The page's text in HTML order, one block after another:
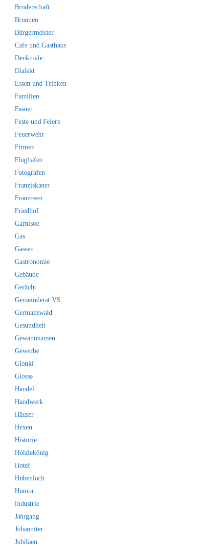
Bruderschaft
Brunnen
Bürgermeister
Cafe und Gasthaus
Denkmale
Dialekt
Essen und Trinken
Familien
Fasnet
Feste und Feiern
Feuerwehr
Firmen
Flughafen
Fotografen
Franziskaner
Franzosen
Friedhof
Garnison
Gas
Gassen
Gastronomie
Gebäude
Gedicht
Gemeinderat VS
Germanswald
Gesundheit
Gewannnamen
Gewerbe
Glonki
Glosse
Handel
Handwerk
Häuser
Hexen
Historie
Hölzlekönig
Hotel
Hubenloch
Humor
Industrie
Jahrgang
Johanniter
Jubiläen